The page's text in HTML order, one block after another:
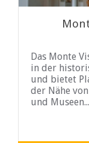
Das Monte
in der
und bietet
der Nähe
und Museen...